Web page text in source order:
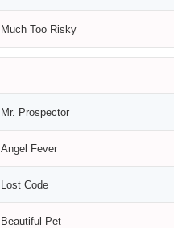
Much Too Risky
Mr. Prospector
Angel Fever
Lost Code
Beautiful Pet